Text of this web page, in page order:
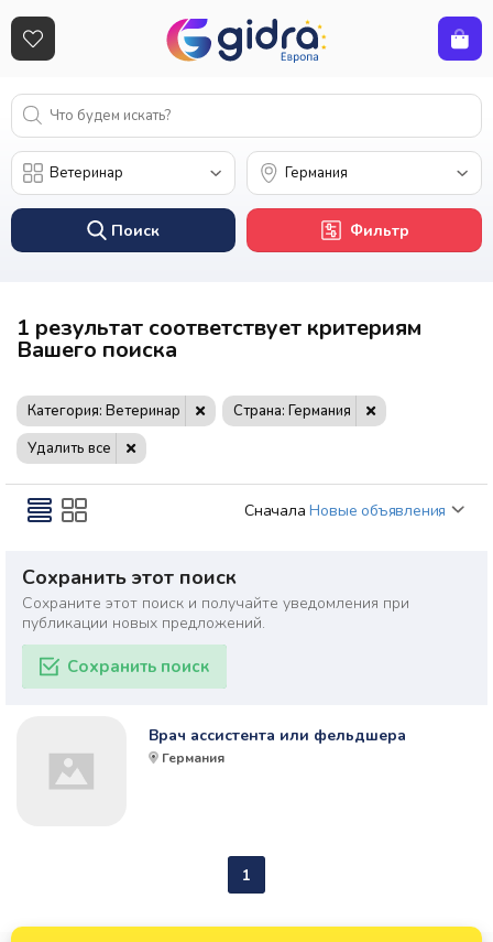
Поиск Фильтр
1 результат соответствует критериям
Вашего поиска
Категория: Ветеринар
Страна: Германия
Удалить все
Сначала Новые объявления
Сохранить этот поиск
Сохраните этот поиск и получайте уведомления при
публикации новых предложений.
Сохранить поиск
Врач ассистента или фельдшера
Германия
1